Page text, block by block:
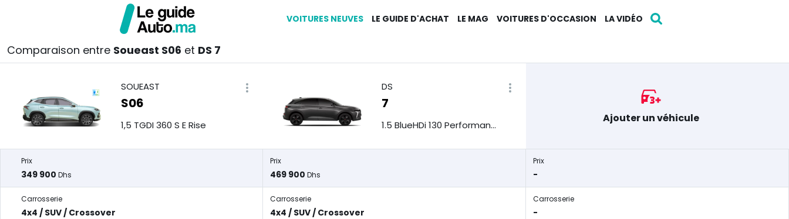
VOITURES NEUVES LE GUIDE D'ACHAT LE MAG VOITURES D'OCCASION LA VIDÉO
Comparaison entre Soueast S06 et DS 7
SOUEAST
S06
1,5 TGDI 360 S E Rise
DS
7
1.5 BlueHDi 130 Performance Line
Ajouter un véhicule
Prix
349 900 Dhs
Prix
469 900 Dhs
Prix
-
Carrosserie
4x4 / SUV / Crossover
Carrosserie
4x4 / SUV / Crossover
Carrosserie
-